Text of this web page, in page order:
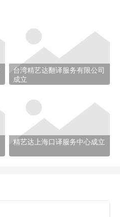
台湾精艺达翻译服务有限公司
成立
精艺达上海口译服务中心成立